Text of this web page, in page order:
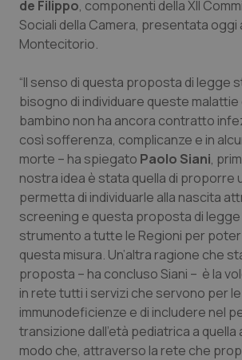
Piemonte
Provincia Autonoma di Bolzano
Provincia Autonoma di
Puglia
Sardegna
Sicilia
Toscana
Umbria
Valle D’Aosta
HIV
Infezioni & Febbre
Ipertensione & Scompenso
Malattie rare
Malattia di Crohn &
Neuroscienze & patologie
Obesità
Oftalmologia
Oncodermatologia
de Filippo, componenti della XII
Sociali della Camera, presentata oggi
Montecitorio.
“Il senso di questa proposta di legge
bisogno di individuare queste malattie
bambino non ha ancora contratto
così sofferenza, complicanze e in
morte – ha spiegato Paolo Siani,
nostra idea è stata quella di proporre
permetta di individuarle alla nascita
screening e questa proposta di legge
strumento a tutte le Regioni per
questa misura. Un’altra ragione che
proposta – ha concluso Siani – è la
in rete tutti i servizi che servono per le
immunodeficienze e di includere nel
transizione dall’età pediatrica a
modo che, attraverso la rete che